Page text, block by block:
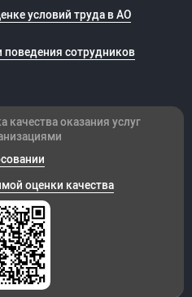
условий труда в АО
поведения сотрудников
качества оказания услуг
оценки качества